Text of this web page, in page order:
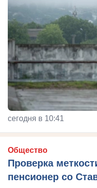
сегодня в 10:41
Общество
Проверка
пенсионер со